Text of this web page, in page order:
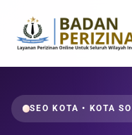
SEO KOTA • KOTA